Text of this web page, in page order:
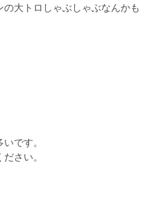
大トロしゃぶしゃぶなんかも
です。
さい。